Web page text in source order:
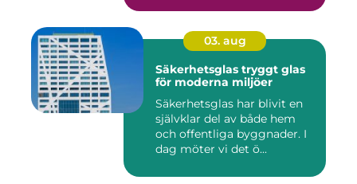
03. aug
Säkerhetsglas tryggt glas
för moderna miljöer
Säkerhetsglas har blivit en
självklar del av både hem
och offentliga byggnader. I
dag möter vi det ö...